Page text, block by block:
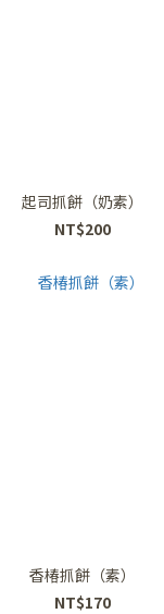
起司抓餅（奶素）
NT$200
香椿抓餅（素）
NT$170